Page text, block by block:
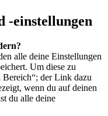
-einstellungen
alle deine Einstellungen
Um diese zu
Bereich“; der Link dazu
wenn du auf deinen
du alle deine